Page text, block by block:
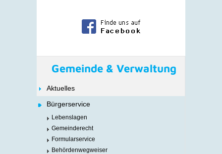
Gemeinde & Verwaltung
Aktuelles
Bürgerservice
Lebenslagen
Gemeinderecht
Formularservice
Behördenwegweiser